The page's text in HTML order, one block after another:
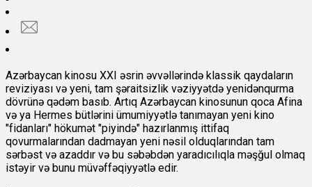
Azərbaycan kinosu XXI əsrin əvvəllərində klassik qaydaların
reviziyası və yeni, tam şəraitsizlik vəziyyətdə yenidənqurma
dövrünə qədəm basıb. Artıq Azərbaycan kinosunun qoca Afina
və ya Hermes bütlərini ümumiyyətlə tanımayan yeni kino
"fidanları" hökumət "piyində" hazırlanmış ittifaq
qovurmalarından dadmayan yeni nəsil olduqlarından tam
sərbəst və azaddır və bu səbəbdən yaradıcılıqla məşğul olmaq
istəyir və bunu müvəffəqiyyətlə edir.